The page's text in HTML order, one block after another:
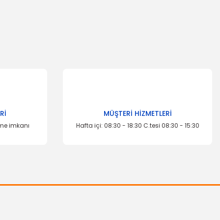
iletebilirsiniz.
imkanı
MÜŞTERİ HİZMETLERİ
Hafta içi: 08:30 - 18:30 C.tesi 08:30 - 15:30